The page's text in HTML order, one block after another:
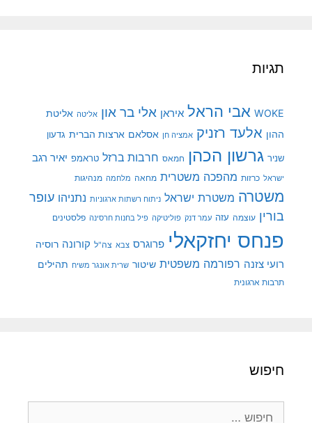
תגיות
WOKE אבי הראל איראן אלי בר און אליטה אליטת
ההון אלעד רזניק אמציה חן אסלאם ארצות הברית גדעון
שניר גרשון הכהן חמאס חרבות ברזל טראמפ יאיר רגב
ישראל כרזות מהפכה משטרית מחאה מלחמה מנהיגות
משטרה משטרת ישראל ניתוח רשתות ארגוניות נתניהו עופר
בורין עוצמה עזה עמר דנק פוליטיקה פיל בחנות חרסינה פלסטינים
פנחס יחזקאלי פרוגרס צבא צה"ל קורונה רוסיה
רועי צזנה רפורמה משפטית שיטור שרית אונגר משיח תהילים
תרבות ארגונית
חיפוש